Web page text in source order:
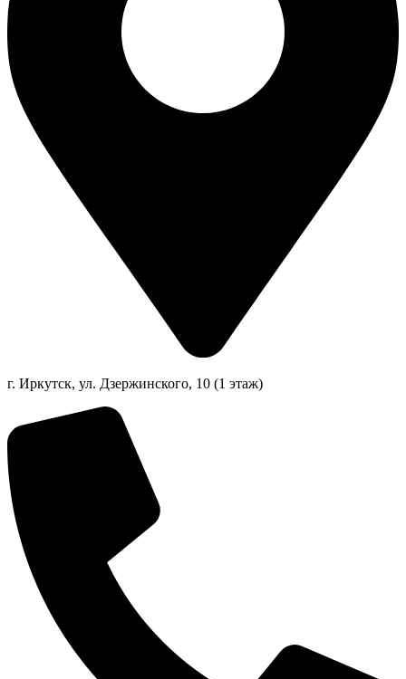
г. Иркутск, ул. Дзержинского, 10 (1 этаж)